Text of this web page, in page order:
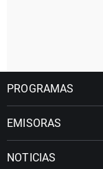
PROGRAMAS
EMISORAS
NOTICIAS